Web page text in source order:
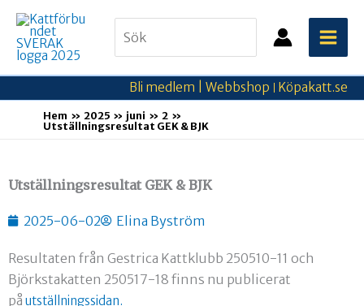
Hoppa
innehåll
for:
Bli medlem | Webbshop Köpakatt.se
Hem 2025 juni
2
Utställningsresultat GEK & BJK
Utställningsresultat GEK & BJK
2025-06-02 Elina Byström
Resultaten från Gestrica Kattklubb 250510-11 och
Björkstakatten 250517-18 finns nu publicerat
på utställningssidan.